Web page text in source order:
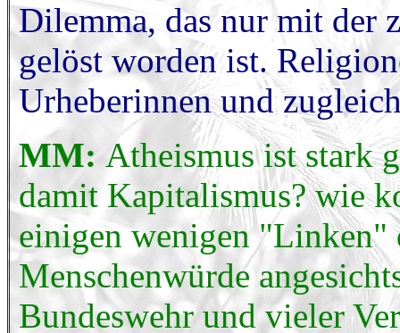
Dilemma, das nur mit der
gelöst worden ist.
Urheberinnen und
MM: Atheismus ist stark
damit Kapitalismus? wie
einigen wenigen "Linken"
Menschenwürde
Bundeswehr und vieler